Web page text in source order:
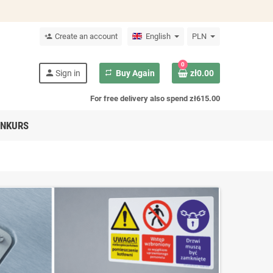
person_add Create an account English PLN
person Sign in repeat Buy Again
0
zł0.00
For free delivery also spend zł615.00